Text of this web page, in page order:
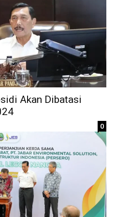
Akan Dibatasi
0